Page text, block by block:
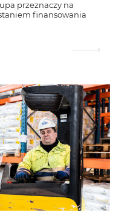
przeznaczy na
finansowania